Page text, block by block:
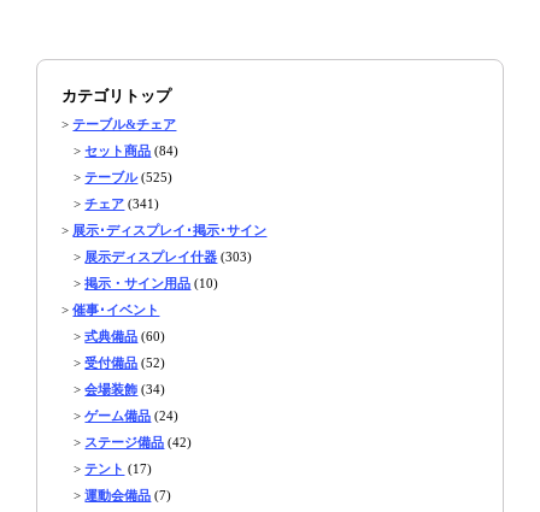
カテゴリトップ
>テーブル&チェア
>セット商品 (84)
>テーブル(525)
>チェア (341)
> 展示･ディスプレイ･掲示･サイン
> 展示ディスプレイ什器 (303)
>掲示・サイン用品 (10)
>催事･イベント
>式典備品 (60)
>受付備品 (52)
>会場装飾 (34)
>ゲーム備品 (24)
> ステージ備品 (42)
>テント (17)
>運動会備品 (7)